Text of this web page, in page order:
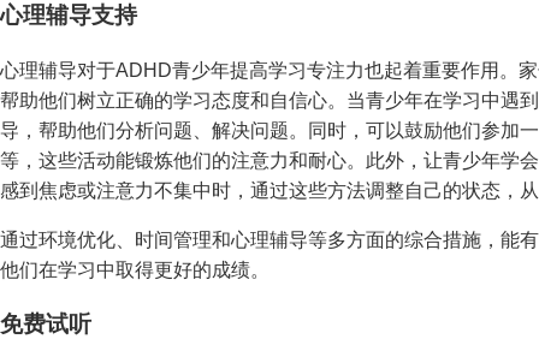
心理辅导支持
心理辅导对于ADHD青少年提高学习专注力也起着重要作用。
帮助他们树立正确的学习态度和自信心。当青少年在学习中遇
导，帮助他们分析问题、解决问题。同时，可以鼓励他们参加
等，这些活动能锻炼他们的注意力和耐心。此外，让青少年学
感到焦虑或注意力不集中时，通过这些方法调整自己的状态，
通过环境优化、时间管理和心理辅导等多方面的综合措施，能
他们在学习中取得更好的成绩。
免费试听